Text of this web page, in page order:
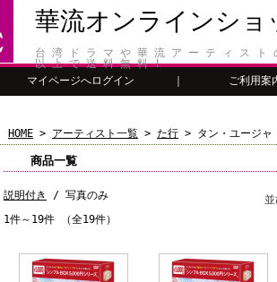
華流オンラインシ
台 湾 ド ラ マ や 華 流 ア ー テ ィ ス ト
以 上 で 送 料 無 料 !
マイページへログイン ご利用
HOME > アーティスト一覧 > た行 > タン・ユージャ
商品一覧
説明付き
/ 写真のみ
1件～19件 （全19件）